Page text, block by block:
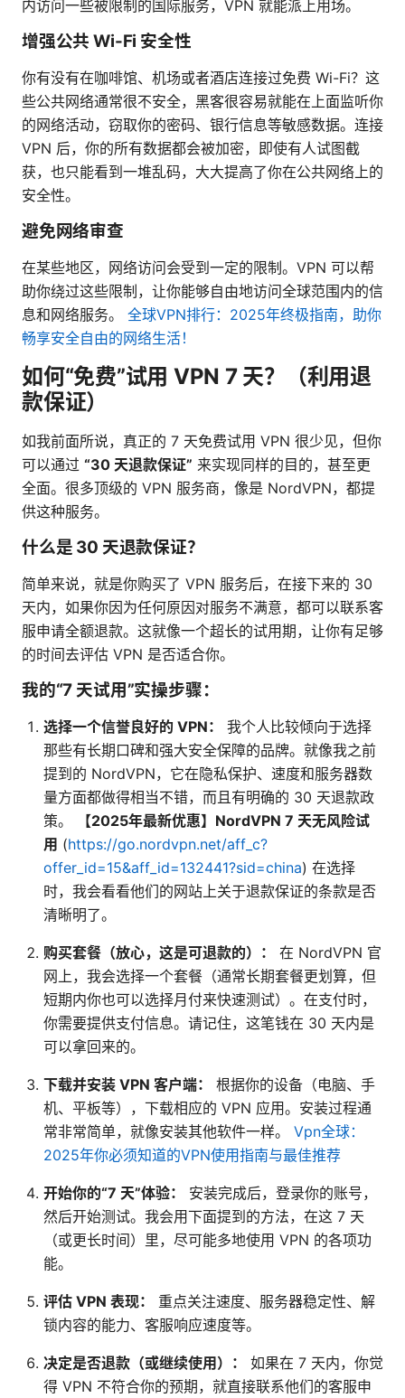
内访问一些被限制的国际服务，VPN 就能派上用场。
增强公共 Wi-Fi 安全性
你有没有在咖啡馆、机场或者酒店连接过免费 Wi-Fi？这
些公共网络通常很不安全，黑客很容易就能在上面监听你
的网络活动，窃取你的密码、银行信息等敏感数据。连接
VPN 后，你的所有数据都会被加密，即使有人试图截
获，也只能看到一堆乱码，大大提高了你在公共网络上的
安全性。
避免网络审查
在某些地区，网络访问会受到一定的限制。VPN 可以帮
助你绕过这些限制，让你能够自由地访问全球范围内的信
息和网络服务。 全球VPN排行：2025年终极指南，助你
畅享安全自由的网络生活！
如何“免费”试用 VPN 7 天？（利用退
款保证）
如我前面所说，真正的 7 天免费试用 VPN 很少见，但你
可以通过 “30 天退款保证” 来实现同样的目的，甚至更
全面。很多顶级的 VPN 服务商，像是 NordVPN，都提
供这种服务。
什么是 30 天退款保证？
简单来说，就是你购买了 VPN 服务后，在接下来的 30
天内，如果你因为任何原因对服务不满意，都可以联系客
服申请全额退款。这就像一个超长的试用期，让你有足够
的时间去评估 VPN 是否适合你。
我的“7 天试用”实操步骤：
选择一个信誉良好的 VPN：
我个人比较倾向于选择
那些有长期口碑和强大安全保障的品牌。就像我之前
提到的 NordVPN，它在隐私保护、速度和服务器数
量方面都做得相当不错，而且有明确的 30 天退款政
策。
【2025年最新优惠】NordVPN 7 天无风险试
用 (https://go.nordvpn.net/aff_c?
offer_id=15&aff_id=132441?sid=china) 在选择
时，我会看看他们的网站上关于退款保证的条款是否
清晰明了。
购买套餐（放心，这是可退款的）：
在 NordVPN 官
网上，我会选择一个套餐（通常长期套餐更划算，但
短期内你也可以选择月付来快速测试）。在支付时，
你需要提供支付信息。请记住，这笔钱在 30 天内是
可以拿回来的。
下载并安装 VPN 客户端：
根据你的设备（电脑、手
机、平板等），下载相应的 VPN 应用。安装过程通
常非常简单，就像安装其他软件一样。 Vpn全球：
2025年你必须知道的VPN使用指南与最佳推荐
开始你的“7 天”体验：
安装完成后，登录你的账号，
然后开始测试。我会用下面提到的方法，在这 7 天
（或更长时间）里，尽可能多地使用 VPN 的各项功
能。
评估 VPN 表现：
重点关注速度、服务器稳定性、解
锁内容的能力、客服响应速度等。
决定是否退款（或继续使用）：
如果在 7 天内，你觉
得 VPN 不符合你的预期，就直接联系他们的客服申